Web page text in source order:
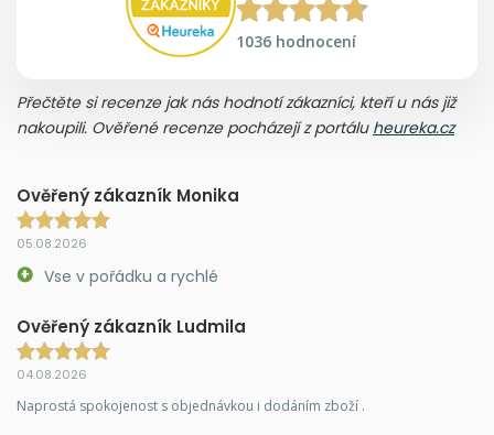
1036 hodnocení
Přečtěte si recenze jak nás hodnotí zákazníci, kteří u nás již
nakoupili. Ověřené recenze pocházejí z portálu heureka.cz
Ověřený zákazník Monika
05.08.2026
Vse v pořádku a rychlé
Ověřený zákazník Ludmila
04.08.2026
Naprostá spokojenost s objednávkou i dodáním zboží .